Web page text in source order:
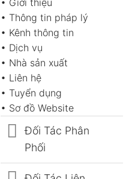
• Thông tin pháp lý
• Kênh thông tin
• Dịch vụ
• Nhà sản xuất
• Liên hệ
• Tuyển dụng
• Sơ đồ Website
Đối Tác Phân
Phối